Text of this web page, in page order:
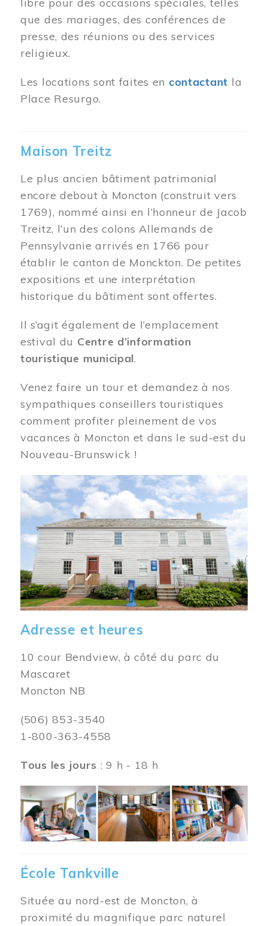
que des mariages, des conférences de
presse, des réunions ou des services
religieux.
Les locations sont faites en contactant la
Place Resurgo.
Maison Treitz
Le plus ancien bâtiment patrimonial
encore debout à Moncton (construit vers
1769), nommé ainsi en l’honneur de Jacob
Treitz, l’un des colons Allemands de
Pennsylvanie arrivés en 1766 pour
établir le canton de Monckton. De petites
expositions et une interprétation
historique du bâtiment sont offertes.
Il s’agit également de l’emplacement
estival du Centre d’information
touristique municipal.
Venez faire un tour et demandez à nos
sympathiques conseillers touristiques
comment profiter pleinement de vos
vacances à Moncton et dans le sud-est du
Nouveau-Brunswick !
Image
Adresse et heures
10 cour Bendview, à côté du parc du
Mascaret
Moncton NB
(506) 853-3540
1-800-363-4558
Tous les jours : 9 h - 18 h
Image
École Tankville
Située au nord-est de Moncton, à
proximité du magnifique parc naturel